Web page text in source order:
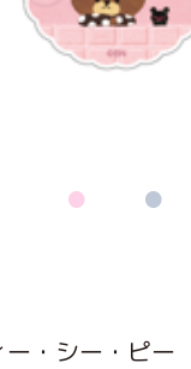
・シー・ピー
部